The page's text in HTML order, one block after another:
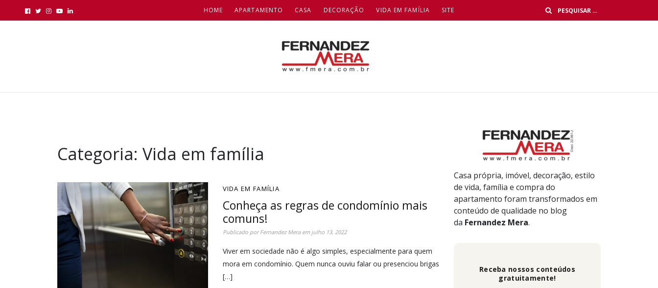
HOME APARTAMENTO CASA DECORAÇÃO VIDA EM FAMÍLIA SITE Buscar
Categoria: Vida em família
VIDA EM FAMÍLIA
Conheça as regras de condomínio mais
comuns!
Publicado porFernandez Meraem julho 13, 2022
Viver em sociedade não é algo simples, especialmente para quem
mora em condomínio. Quem nunca ouviu falar ou presenciou brigas
[…]
Casa própria, imóvel, decoração, estilo
de vida, família e compra do
apartamento foram transformados em
conteúdo de qualidade no blog
da Fernandez Mera.
Receba nossos conteúdos
gratuitamente!